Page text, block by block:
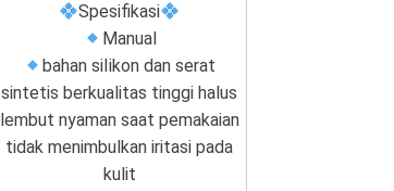
Spesifikasi
Manual
bahan siIikon dan serat
sintetis berkualitas tinggi halus
lembut nyaman saat pemakaian
tidak menimbulkan iritasi pada
kulit